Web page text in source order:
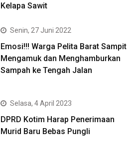
Kelapa Sawit
Senin, 27 Juni 2022
Emosi!!! Warga Pelita Barat Sampit
Mengamuk dan Menghamburkan
Sampah ke Tengah Jalan
Selasa, 4 April 2023
DPRD Kotim Harap Penerimaan
Murid Baru Bebas Pungli